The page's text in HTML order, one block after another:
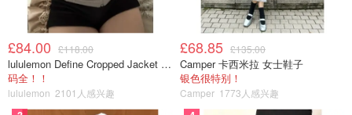
作用：打发蛋白、蛋清、奶油、黄油等
实用指数：★★★★★
个人建议
手动、电动各备一把
。一些不需要打发，只是简单
混合的蛋液、粉类，用手动打发足矣，更方便。但若是打发
£84.00 £118.00
lululemon Define Cropped Jacket Nulu 短款夹克
码全！！
lululemon 2101人感兴趣
£68.85 £135.00
Camper 卡西米拉 女士鞋子
银色很特别！
Camper 1773人感兴趣